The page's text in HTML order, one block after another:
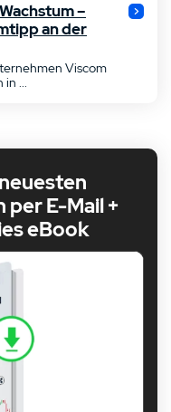
–
an der
Viscom
in ...
E-Mail +
eBook